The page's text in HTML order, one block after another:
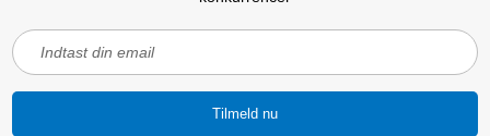
Tilmeld nu